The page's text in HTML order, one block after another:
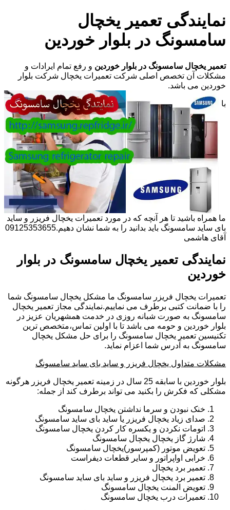
نمایندگی تعمیر یخچال
سامسونگ در بلوار خوردین
تعمیر یخچال سامسونگ در بلوار خوردین و رفع تمام ایرادات و
مشکلات آن تخصص اصلی شرکت تعمیرات یخچال شرکت بلوار
خوردین می باشد.
با
ما همراه باشید تا هر آنچه که در مورد تعمیرات یخچال فریزر و ساید
بای ساید سامسونگ باید بدانید را به شما نشان دهیم.09125353655
آقای هاشمی
نمایندگی تعمیر یخچال سامسونگ در بلوار
خوردین
تعمیرات یخچال فریزر سامسونگ ما مشکل یخچال سامسونگ شما
را با ضمانت کتبی برطرف می نماییم.نمایندگی مجاز تعمیر یخچال
سامسونگ به صورت شبانه روزی در خدمت همشهریان عزیز در
بلوار خوردین و حومه می باشد تا با اولین تماس،متخصص ترین
تکنیسین تعمیر یخچال سامسونگ را برای حل مشکل یخچال
سامسونگ به آدرس شما اعزام نماید.
مشکلات متداول یخچال فریزر و ساید بای ساید سامسونگ
بلوار خوردین با سابقه 25 سال در زمینه تعمیر یخچال فریزر هرگونه
مشکلی که فکرش را بکنید می تواند برطرف کند از جمله:
خنک نبودن و سرما نداشتن یخچال سامسونگ
صدای زیاد یخچال فریزر یا ساید بای ساید سامسونگ
اتومات نکردن و یکسره کار کردن یخچال سامسونگ
شارژ گاز یخچال یخچال سامسونگ
تعویض موتور (کمپرسور)یخچال سامسونگ
خرابی اواپراتور و سایر قطعات دیفراست
تعمیر برد یخچال
تعمیر برد یخچال فریزر و ساید بای ساید سامسونگ
تعویض المنت یخچال سامسونگ
تعمیرات درب یخچال سامسونگ